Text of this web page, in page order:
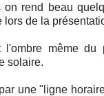
rend beau
de la
l'ombre même
solaire.
une "ligne